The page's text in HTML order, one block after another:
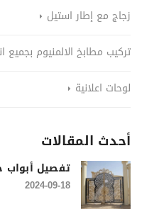
زجاج مع إطار استيل
تركيب مطابخ الالمنيوم بجميع
لوحات اعلانية
أحدث المقالات
تفصيل أبواب
2024-09-18